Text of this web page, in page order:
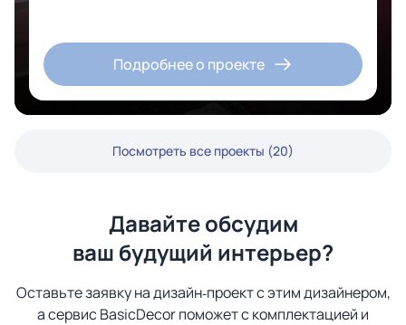
Подробнее о проекте
Посмотреть все проекты (20)
Давайте обсудим
ваш будущий интерьер?
Оставьте заявку на дизайн‑проект с этим дизайнером,
а сервис BasicDecor поможет с комплектацией и